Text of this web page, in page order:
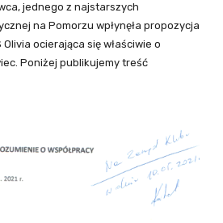
jednego z najstarszych
na Pomorzu wpłynęła propozycja
ocierająca się właściwie o
Poniżej publikujemy treść